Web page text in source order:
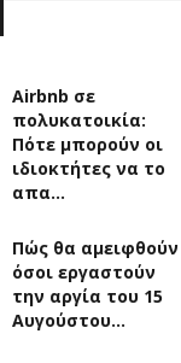
Airbnb σε
πολυκατοικία:
Πότε μπορούν οι
ιδιοκτήτες να το
απα…
Πώς θα αμειφθούν
όσοι εργαστούν
την αργία του 15
Αυγούστου…